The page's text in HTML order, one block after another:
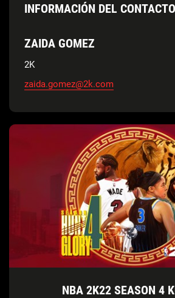
INFORMACIÓN DEL CONTACTO
ZAIDA GOMEZ
2K
zaida.gomez@2k.com
NBA 2K22 SEASON 4